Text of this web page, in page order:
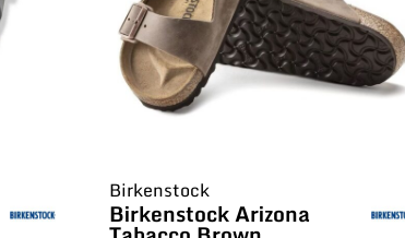
Birkenstock
Birkenstock Arizona